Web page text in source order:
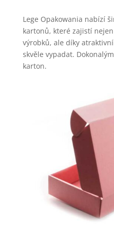
Lege Opakowania nabízí
kartonů, které zajistí
výrobků, ale díky
skvěle vypadat.
karton.